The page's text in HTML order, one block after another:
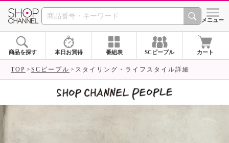
SHOP CHANNEL シメニュー
商品を探す 本日お買得 番組表 SCピープル カート
TOP SCピープル スタイリング・ライフスタイル詳細